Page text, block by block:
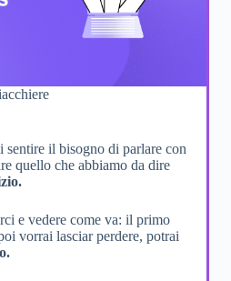
il bisogno di parlare con
quello che abbiamo da dire
e vedere come va: il primo
vorrai lasciar perdere, potrai